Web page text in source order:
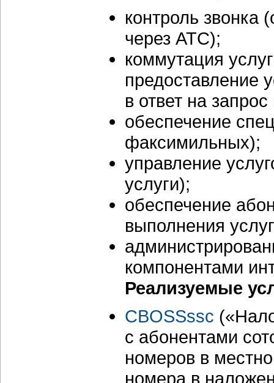
контроль звонка
через АТС);
коммутация
предоставление
в ответ на
обеспечение
факсимильных);
управление
услуги);
обеспечение
выполнения
компонентами
Реализуемые
CBOSSssc
с абонентами
номеров в
номера в